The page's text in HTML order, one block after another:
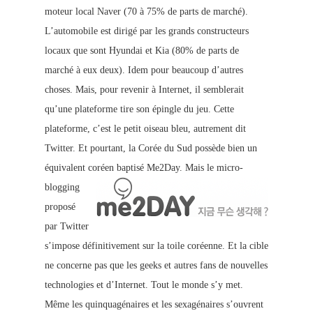
moteur local Naver (70 à 75% de parts de marché).
L’automobile est dirigé par les grands constructeurs
locaux que sont Hyundai et Kia (80% de parts de
marché à eux deux). Idem pour beaucoup d’autres
choses. Mais, pour revenir à Internet, il semblerait
qu’une plateforme tire son épingle du jeu. Cette
plateforme, c’est le petit oiseau bleu, autrement dit
Twitter. Et pourtant, la Corée du Sud possède bien un
équivalent coréen baptisé Me2Day. Mais le micro-
blogging
proposé
par Twitter
s’impose définitivement sur la toile coréenne. Et la cible
ne concerne pas que les geeks et autres fans de nouvelles
technologies et d’Internet. Tout le monde s’y met.
Même les quinquagénaires et les sexagénaires s’ouvrent